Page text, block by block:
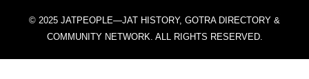
© 2025 JATPEOPLE—JAT HISTORY, GOTRA DIRECTORY &
COMMUNITY NETWORK. ALL RIGHTS RESERVED.